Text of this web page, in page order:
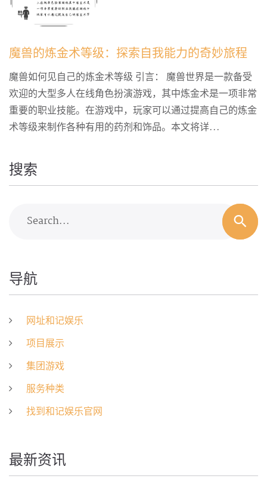
魔兽的炼金术等级：探索自我能力的奇妙旅程
魔兽如何见自己的炼金术等级 引言： 魔兽世界是一款备受
欢迎的大型多人在线角色扮演游戏，其中炼金术是一项非常
重要的职业技能。在游戏中，玩家可以通过提高自己的炼金
术等级来制作各种有用的药剂和饰品。本文将详...
搜索
Search...
导航
网址和记娱乐
项目展示
集团游戏
服务种类
找到和记娱乐官网
最新资讯